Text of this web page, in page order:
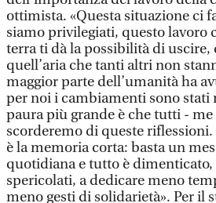
ottimista. «Questa situazione ci
siamo privilegiati, questo lavoro
terra ti dà la possibilità di uscire,
quell’aria che tanti altri non
maggior parte dell’umanità ha
per noi i cambiamenti sono
paura più grande è che tutti -
scorderemo di queste riflessioni.
è la memoria corta: basta un
quotidiana e tutto è dimenticato,
spericolati, a dedicare meno
meno gesti di solidarietà». Per il